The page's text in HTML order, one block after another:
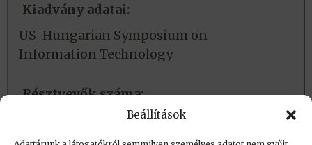
Beállítások
Kiadvány adatai:
US-Hungarian Symposium on
Information Technology
Résztvevők száma: